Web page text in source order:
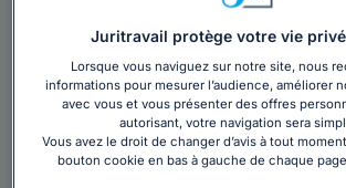
Cabinet ISACC
Juritravail protège votre vie
Lorsque vous naviguez sur notre site, nous
informations pour mesurer l’audience, améliorer
avec vous et vous présenter des offres
autorisant, votre navigation sera
Vous avez le droit de changer d’avis à tout
bouton cookie en bas à gauche de chaque